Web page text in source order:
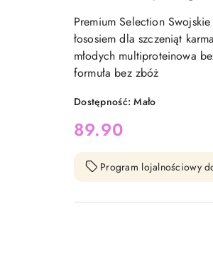
Premium Selection
łososiem dla szczeniąt
młodych multiproteinowa
formuła bez zbóż
Dostępność:Mało
cena:
89.90
Program lojalnościowy